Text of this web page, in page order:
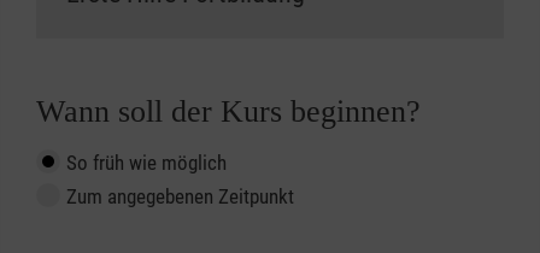
Wann soll der Kurs beginnen?
So früh wie möglich
Zum angegebenen Zeitpunkt